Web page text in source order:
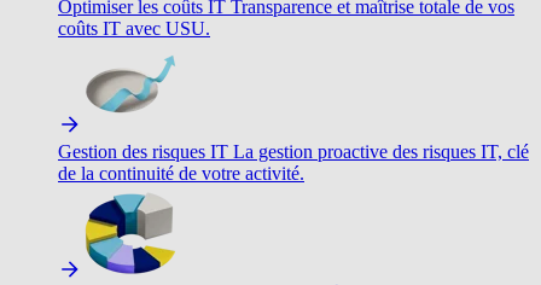
Optimiser les coûts IT Transparence et maîtrise totale de vos
coûts IT avec USU.
Gestion des risques IT La gestion proactive des risques IT, clé
de la continuité de votre activité.